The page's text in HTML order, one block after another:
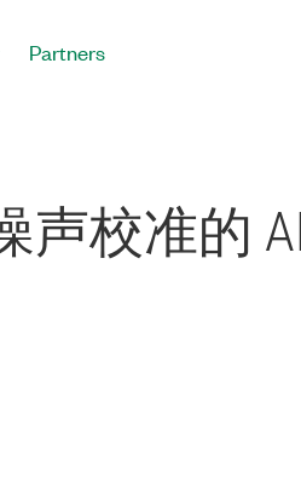
Partners
声校准的